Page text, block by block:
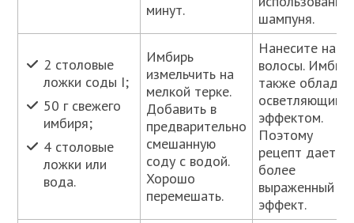
минут.
шампуня.
2 столовые
ложки соды I;
50 г свежего
имбиря;
4 столовые
ложки или
вода.
Имбирь
измельчить на
мелкой терке.
Добавить в
предварительно
смешанную
соду с водой.
Хорошо
перемешать.
Нанесите на
волосы.
также
осветляющим
эффектом.
Поэтому
рецепт дает
более
выраженный
эффект.